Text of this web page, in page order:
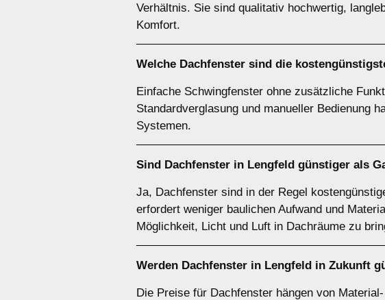
Verhältnis. Sie sind qualitativ hochwertig,
Komfort.
Welche Dachfenster sind die
Einfache Schwingfenster ohne zusätzliche
Standardverglasung und manueller Bedienung
Systemen.
Sind Dachfenster in Lengfeld günstiger als
Ja, Dachfenster sind in der Regel
erfordert weniger baulichen Aufwand und
Möglichkeit, Licht und Luft in Dachräume zu
Werden Dachfenster in Lengfeld in Zukunft
Die Preise für Dachfenster hängen von